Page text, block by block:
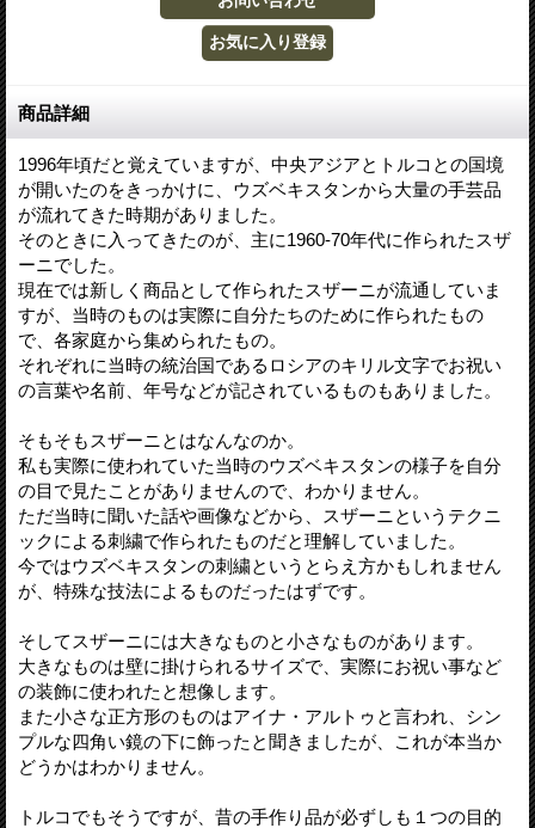
商品詳細
1996年頃だと覚えていますが、中央アジアとトルコとの国境
が開いたのをきっかけに、ウズベキスタンから大量の手芸品
が流れてきた時期がありました。
そのときに入ってきたのが、主に1960-70年代に作られたスザ
ーニでした。
現在では新しく商品として作られたスザーニが流通していま
すが、当時のものは実際に自分たちのために作られたもの
で、各家庭から集められたもの。
それぞれに当時の統治国であるロシアのキリル文字でお祝い
の言葉や名前、年号などが記されているものもありました。
そもそもスザーニとはなんなのか。
私も実際に使われていた当時のウズベキスタンの様子を自分
の目で見たことがありませんので、わかりません。
ただ当時に聞いた話や画像などから、スザーニというテクニ
ックによる刺繍で作られたものだと理解していました。
今ではウズベキスタンの刺繍というとらえ方かもしれません
が、特殊な技法によるものだったはずです。
そしてスザーニには大きなものと小さなものがあります。
大きなものは壁に掛けられるサイズで、実際にお祝い事など
の装飾に使われたと想像します。
また小さな正方形のものはアイナ・アルトゥと言われ、シン
プルな四角い鏡の下に飾ったと聞きましたが、これが本当か
どうかはわかりません。
トルコでもそうですが、昔の手作り品が必ずしも１つの目的